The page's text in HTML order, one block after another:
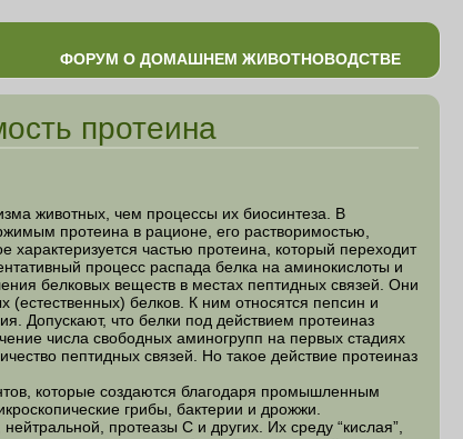
ФОРУМ О ДОМАШНЕМ ЖИВОТНОВОДСТВЕ
протеина
животных, чем процессы их биосинтеза. В
протеина в рационе, его растворимостью,
частью протеина, который переходит
процесс распада белка на аминокислоты и
белковых веществ в местах пептидных связей. Они
белков. К ним относятся пепсин и
Допускают, что белки под действием протеиназ
числа свободных аминогрупп на первых стадиях
пептидных связей. Но такое действие протеиназ
которые создаются благодаря промышленным
грибы, бактерии и дрожжи.
протеазы С и других. Их среду “кислая”,